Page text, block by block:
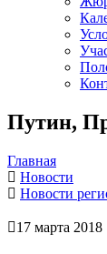
Путин,
Главная
Новости
Новости
17 марта 2018